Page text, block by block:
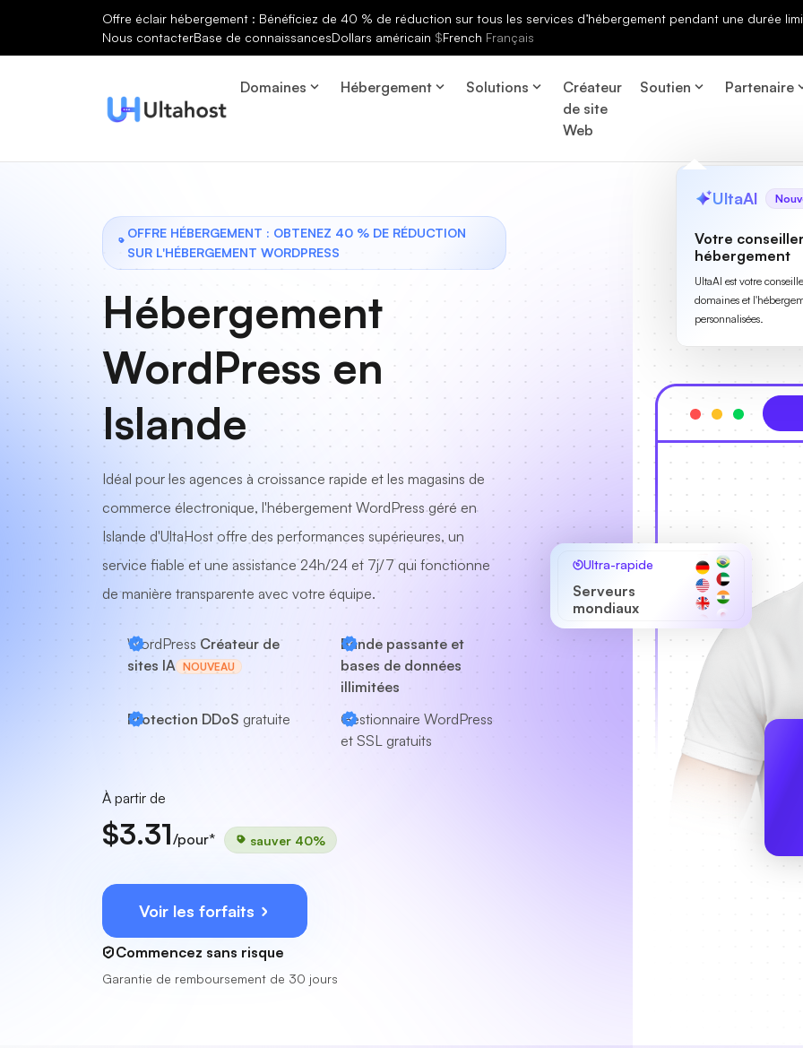
Offre éclair hébergement : Bénéficiez de 40 % de réduction sur tous les services d’hébergement pendant une durée
Nous contacterBase de connaissancesDollars américain $French Français
Domaines Hébergement Solutions
Créateur
de site
Web
Soutien Partenaire
UltaAI
Votre
hébergement
UltaAI est votre
domaines et
personnalisées.
OFFRE HÉBERGEMENT : OBTENEZ 40 % DE RÉDUCTION
SUR L'HÉBERGEMENT WORDPRESS
Hébergement
WordPress en
Islande
Idéal pour les agences à croissance rapide et les magasins de
commerce électronique, l'hébergement WordPress géré en
Islande d'UltaHost offre des performances supérieures, un
service fiable et une assistance 24h/24 et 7j/7 qui fonctionne
de manière transparente avec votre équipe.
WordPress Créateur de
sites IA NOUVEAU
Bande passante et
bases de données
illimitées
Protection DDoS gratuite
Gestionnaire WordPress
et SSL gratuits
À partir de
$3.31/pour* sauver 40%
Voir les forfaits
Commencez sans risque
Garantie de remboursement de 30 jours
Ultra-rapide
Serveurs
mondiaux